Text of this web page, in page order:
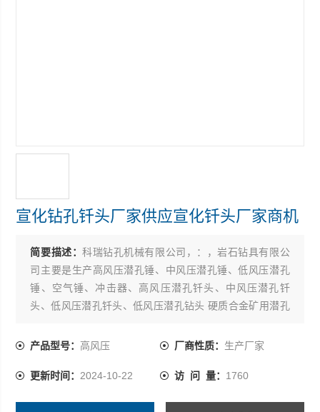
宣化钻孔钎头厂家供应宣化钎头厂家商机
简要描述：科瑞钻孔机械有限公司，：，岩石钻具有限公
司主要是生产高风压潜孔锤、中风压潜孔锤、低风压潜孔
锤、空气锤、冲击器、高风压潜孔钎头、中风压潜孔钎
头、低风压潜孔钎头、低风压潜孔钻头 硬质合金矿用潜孔
用钻头、煤田钻头等的加工企业。生产的产品经过特殊的
性、长的使用寿命和高稳定性。我司本
产品型号： 高风压 厂商性质： 生产厂家
更新时间： 2024-10-22 访 问 量： 1760